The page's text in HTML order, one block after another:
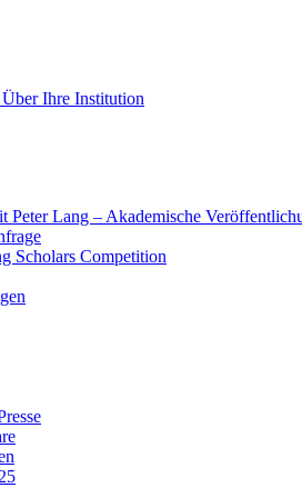
Über Ihre Institution
Peter Lang – Akademische
Scholars Competition